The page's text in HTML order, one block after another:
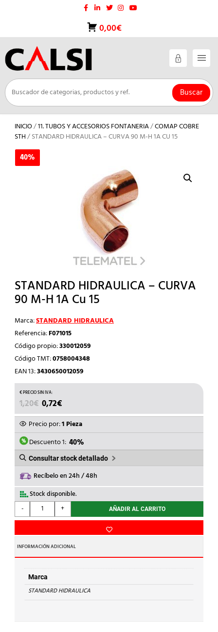
0,00€
Buscar
INICIO/11. TUBOS Y ACCESORIOS FONTANERIA/COMAP COBRE
STH/ STANDARD HIDRAULICA – CURVA 90 M-H 1A CU 15
40%
STANDARD HIDRAULICA – CURVA
90 M-H 1A Cu 15
Marca:STANDARD HIDRAULICA
Referencia:F071015
Código propio:330012059
Código TMT:0758004348
EAN 13:3430650012059
1,20€ EL
PRECIO
ORIGINAL
ERA:
1,20€.
0,72€
PRECIO
ACTUAL
ES:
0,72€.
Precio por:1 Pieza
Descuento 1: 40%
Consultar stock detallado
Recíbelo en 24h / 48h
Stock disponible.
-
STANDARD
HIDRAULICA
CURVA
90
M-
H
1A
Cu
15
+ AÑADIR AL CARRITO
INFORMACIÓN ADICIONAL
Marca
STANDARD HIDRAULICA
40%